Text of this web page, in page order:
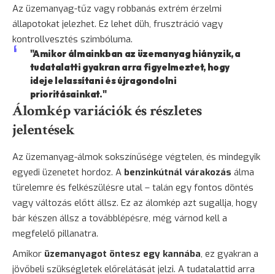
Az üzemanyag-tűz vagy robbanás extrém érzelmi
állapotokat jelezhet. Ez lehet düh, frusztráció vagy
kontrollvesztés szimbóluma.
"Amikor álmainkban az üzemanyag hiányzik, a
tudatalatti gyakran arra figyelmeztet, hogy
ideje lelassítani és újragondolni
prioritásainkat."
Álomkép variációk és részletes
jelentések
Az üzemanyag-álmok sokszínűsége végtelen, és mindegyik
egyedi üzenetet hordoz. A benzinkútnál várakozás álma
türelemre és felkészülésre utal – talán egy fontos döntés
vagy változás előtt állsz. Ez az álomkép azt sugallja, hogy
bár készen állsz a továbblépésre, még várnod kell a
megfelelő pillanatra.
Amikor üzemanyagot öntesz egy kannába, ez gyakran a
jövőbeli szükségletek előrelátását jelzi. A tudatalattid arra